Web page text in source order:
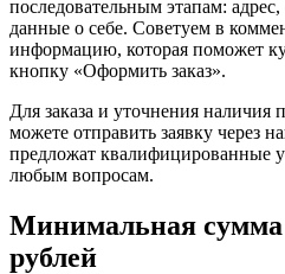
последовательным этапам:
данные о себе. Советуем в
информацию, которая поможет
кнопку «Оформить заказ».
Для заказа и уточнения наличия
можете отправить заявку через
предложат квалифицированные
любым вопросам.
Минимальная сумма
рублей